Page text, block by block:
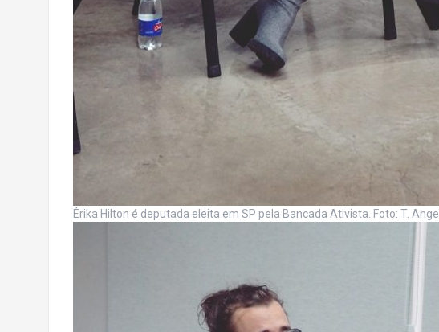
Érika Hilton é deputada eleita em SP pela Bancada Ativista. Foto: T. Angel